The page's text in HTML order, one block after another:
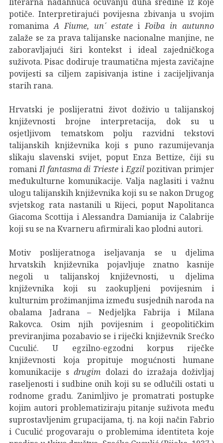
potiče. Interpretirajući povijesna zbivanja u svojim
romanima A Fiume, un´ estateiFoiba in autunno
zalaže se za prava talijanske nacionalne manjine, ne
zaboravljajući širi kontekst i ideal zajedničkoga
suživota. Pisac dodiruje traumatična mjesta zavičajne
povijesti sa ciljem zapisivanja istine i zacijeljivanja
starih rana.
Hrvatski je poslijeratni život doživio u talijanskoj
književnosti brojne interpretacija, dok su u
osjetljivom tematskom polju razvidni tekstovi
talijanskih književnika koji s puno razumijevanja
slikaju slavenski svijet, poput Enza Bettize, čiji su
romaniIl fantasma di Trieste iEgzilpozitivan primjer
međukulturne komunikacije. Valja naglasiti i važnu
ulogu talijanskih književnika koji su se nakon Drugog
svjetskog rata nastanili u Rijeci, poput Napolitanca
Giacoma Scottija i Alessandra Damianija iz Calabrije
koji su se na Kvarneru afirmirali kao plodni autori.
Motiv poslijeratnoga iseljavanja se u djelima
hrvatskih književnika pojavljuje znatno kasnije
negoli u talijanskoj književnosti, u djelima
književnika koji su zaokupljeni povijesnim i
kulturnim prožimanjima između susjednih naroda na
obalama Jadrana – Nedjeljka Fabrija i Milana
Rakovca. Osim njih povijesnim i geopolitičkim
previranjima pozabavio se i riječki književnik Srećko
Cuculić. U egzilno-egzodni korpus riječke
književnosti koja propituje mogućnosti humane
komunikacije sdrugim dolazi do izražaja doživljaj
raseljenosti i sudbine onih koji su se odlučili ostati u
rodnome gradu. Zanimljivo je promatrati postupke
kojim autori problematiziraju pitanje suživota među
suprostavljenim grupacijama, tj. na koji način Fabrio
i Cuculić progovaraju o problemima identiteta koje